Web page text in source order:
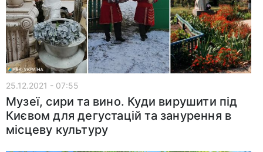
25.12.2021 - 07:55
Музеї, сири та вино. Куди вирушити під
Києвом для дегустацій та занурення в
місцеву культуру